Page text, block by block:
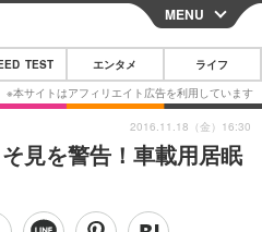
CLOSE
スマートフォン
MENU
TEST エンタメ ライフ
見を警告！車載用居眠
2016.11.18（金）16:30